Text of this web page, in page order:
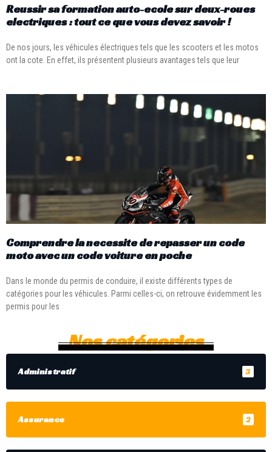
Nos catégories
Administratif 3
Assurance 2
Reussir sa formation auto-ecole sur deux-roues
electriques : tout ce que vous devez savoir !
De nos jours, les véhicules électriques tels que les scooters et les motos
ont la cote. En effet, ils présentent plusieurs avantages tels que leur
Comprendre la necessite de repasser un code
moto avec un code voiture en poche
Dans le monde du permis de conduire, il existe différents types de
catégories pour les véhicules. Parmi celles-ci, on retrouve évidemment les
permis pour les